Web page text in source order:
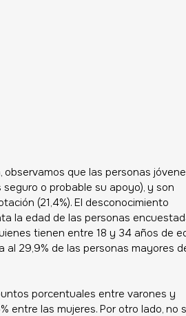
que las personas
o probable su apoyo), y son
(21,4%). El desconocimiento
la edad de las personas
tienen entre 18 y 34 años de
29,9% de las personas mayores
porcentuales entre varones y
entre las mujeres. Por otro lado, no